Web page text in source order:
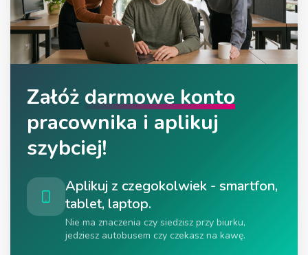
Załóż darmowe konto
pracownika i aplikuj
szybciej!
Aplikuj z czegokolwiek - smartfon,
tablet, laptop.
Nie ma znaczenia czy siedzisz przy biurku,
jedziesz autobusem czy czekasz na kawę.